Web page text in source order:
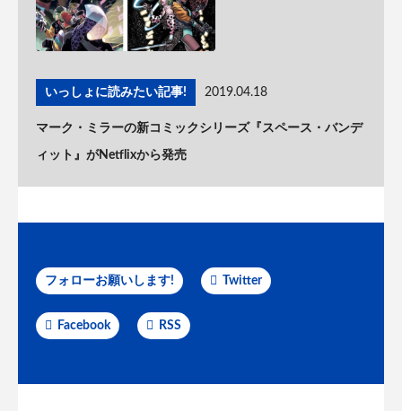
いっしょに読みたい記事! 2019.04.18
マーク・ミラーの新コミックシリーズ『スペース・バンデ
ィット』がNetflixから発売
フォローお願いします! Twitter
Facebook RSS